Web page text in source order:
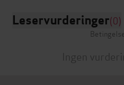
Leservurderinger(0)
Ingen